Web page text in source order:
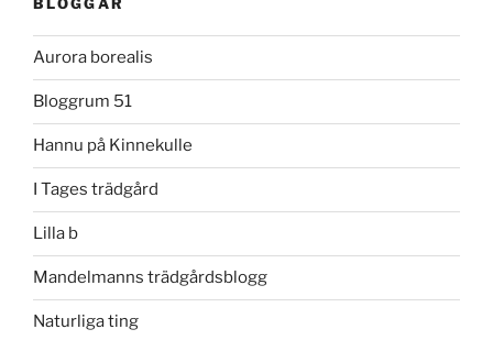
BLOGGAR
Aurora borealis
Bloggrum 51
Hannu på Kinnekulle
I Tages trädgård
Lilla b
Mandelmanns trädgårdsblogg
Naturliga ting